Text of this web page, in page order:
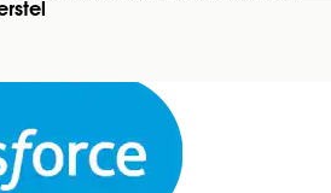
Overschakelen op Engels